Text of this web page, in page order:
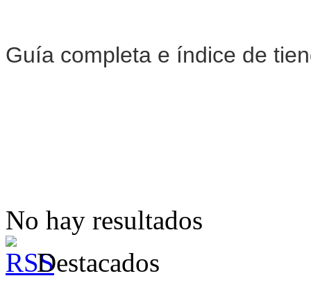
Guía completa e índice de
No hay resultados
Destacados